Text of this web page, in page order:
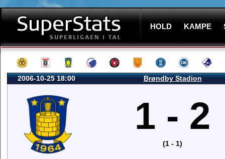
HOLD KAMPE
2006-10-25 18:00 Brøndby Stadion
1 - 2
(1 - 1)